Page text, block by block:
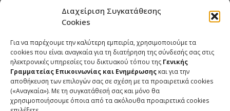
Διαχείριση Συγκατάθεσης
Cookies
Για να παρέχουμε την καλύτερη εμπειρία, χρησιμοποιούμε τα
cookies που είναι αναγκαία για τη διατήρηση της σύνδεσής σας στις
ηλεκτρονικές υπηρεσίες του δικτυακού τόπου της Γενικής
Γραμματείας Επικοινωνίας και Ενημέρωσης και για την
αποθήκευση των επιλογών σας σε σχέση με τα προαιρετικά cookies
(«Αναγκαία»). Με τη συγκατάθεσή σας και μόνο θα
χρησιμοποιήσουμε όποια από τα ακόλουθα προαιρετικά cookies
ΕΠΙΚΟΙΝΩΝΙΑ